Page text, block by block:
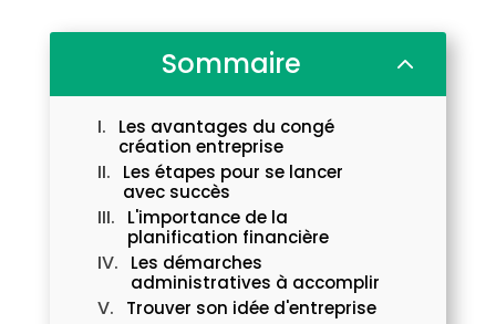
Sommaire 2
Les avantages du congé
création entreprise
Les étapes pour se lancer
avec succès
L'importance de la
planification financière
Les démarches
administratives à accomplir
Trouver son idée d'entreprise